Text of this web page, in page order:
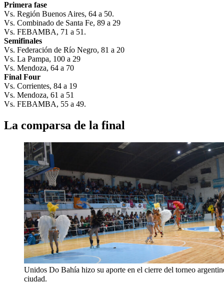
Primera fase
Vs. Región Buenos Aires, 64 a 50.
Vs. Combinado de Santa Fe, 89 a 29
Vs. FEBAMBA, 71 a 51.
Semifinales
Vs. Federación de Río Negro, 81 a 20
Vs. La Pampa, 100 a 29
Vs. Mendoza, 64 a 70
Final Four
Vs. Corrientes, 84 a 19
Vs. Mendoza, 61 a 51
Vs. FEBAMBA, 55 a 49.
La comparsa de la final
Unidos Do Bahía hizo su aporte en el cierre del torneo
ciudad.